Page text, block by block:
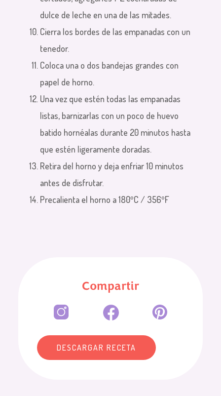
dulce de leche en una de las mitades.
Cierra los bordes de las empanadas con un
tenedor.
Coloca una o dos bandejas grandes con
papel de horno.
Una vez que estén todas las empanadas
listas, barnizarlas con un poco de huevo
batido hornéalas durante 20 minutos hasta
que estén ligeramente doradas.
Retira del horno y deja enfriar 10 minutos
antes de disfrutar.
Precalienta el horno a 180ºC / 356ºF
Compartir
DESCARGAR RECETA